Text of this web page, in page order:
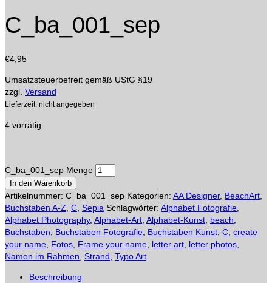
C_ba_001_sep
€4,95
Umsatzsteuerbefreit gemäß UStG §19
zzgl. Versand
Lieferzeit: nicht angegeben
4 vorrätig
C_ba_001_sep Menge
In den Warenkorb
Artikelnummer: C_ba_001_sep Kategorien: AA Designer, BeachArt
Buchstaben A-Z C Sepia Schlagwörter: Alphabet Fotografie
Alphabet Photography, Alphabet-Art Alphabet-Kunst beach
Buchstaben
Buchstaben Fotografie Buchstaben Kunst C create
your name Fotos Frame your name letter art letter photos
Namen im Rahmen Strand Typo Art
Beschreibung